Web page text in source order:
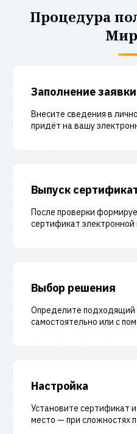
Процедура
Заполнение заявки
Внесите сведения в
придёт на вашу
Выпуск
После проверки
сертификат электронной
Выбор решения
Определите подходящий
самостоятельно или с
Настройка
Установите сертификат
место — при сложностях